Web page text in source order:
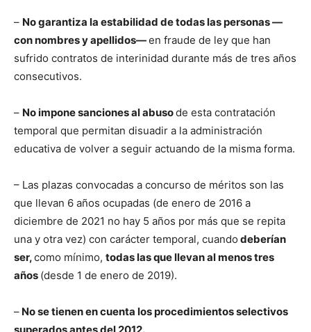
– No garantiza la estabilidad de todas las personas —
con nombres y apellidos—en fraude de ley que han
sufrido contratos de interinidad durante más de tres años
consecutivos.
– No impone sanciones al abusode esta contratación
temporal que permitan disuadir a la administración
educativa de volver a seguir actuando de la misma forma.
– Las plazas convocadas a concurso de méritos son las
que llevan 6 años ocupadas (de enero de 2016 a
diciembre de 2021 no hay 5 años por más que se repita
una y otra vez) con carácter temporal, cuando deberían
ser,como mínimo, todas las que llevan al menos tres
años (desde 1 de enero de 2019).
– No se tienen en cuenta los procedimientos selectivos